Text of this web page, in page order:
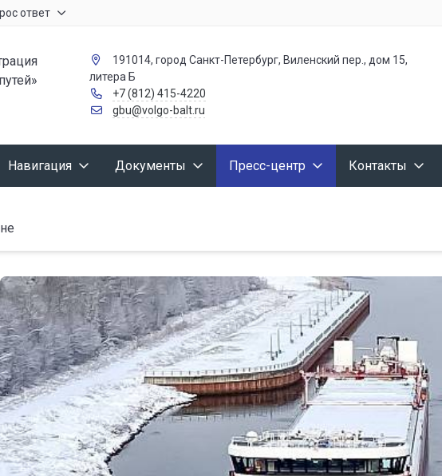
ответ
191014, город Санкт-Петербург, Виленский пер., дом 15,
литера Б
+7 (812) 415-4220
gbu@volgo-balt.ru
Навигация Документы Пресс-центр Контакты